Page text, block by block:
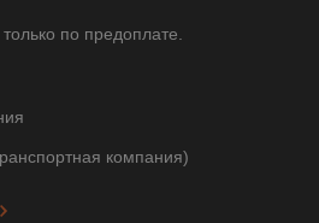
по предоплате.
компания)